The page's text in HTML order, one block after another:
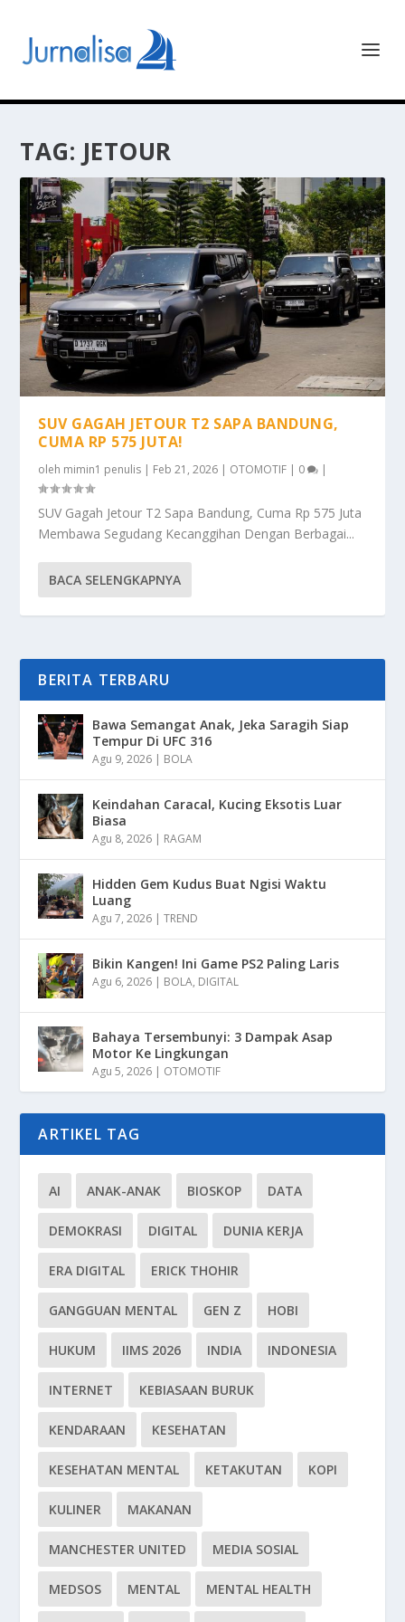
TAG: JETOUR
SUV GAGAH JETOUR T2 SAPA BANDUNG,
CUMA RP 575 JUTA!
oleh mimin1 penulis | Feb 21, 2026 | OTOMOTIF | 0 |
SUV Gagah Jetour T2 Sapa Bandung, Cuma Rp 575 Juta
Membawa Segudang Kecanggihan Dengan Berbagai...
BACA SELENGKAPNYA
BERITA TERBARU
Bawa Semangat Anak, Jeka Saragih Siap
Tempur Di UFC 316
Agu 9, 2026 | BOLA
Keindahan Caracal, Kucing Eksotis Luar
Biasa
Agu 8, 2026 | RAGAM
Hidden Gem Kudus Buat Ngisi Waktu
Luang
Agu 7, 2026 |TREND
Bikin Kangen! Ini Game PS2 Paling Laris
Agu 6, 2026 | BOLA, DIGITAL
Bahaya Tersembunyi: 3 Dampak Asap
Motor Ke Lingkungan
Agu 5, 2026 | OTOMOTIF
ARTIKEL TAG
AI ANAK-ANAK BIOSKOP DATA
DEMOKRASI DIGITAL DUNIA KERJA
ERA DIGITAL ERICK THOHIR
GANGGUAN MENTAL GEN Z HOBI
HUKUM IIMS 2026 INDIA INDONESIA
INTERNET KEBIASAAN BURUK
KENDARAAN KESEHATAN
KESEHATAN MENTAL KETAKUTAN KOPI
KULINER MAKANAN
MANCHESTER UNITED MEDIA SOSIAL
MEDSOS MENTAL MENTAL HEALTH